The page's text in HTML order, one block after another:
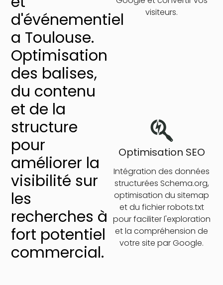
d'événementiel
a Toulouse.
Optimisation
des balises,
du contenu
et de la
structure
pour
améliorer la
visibilité sur
les
recherches à
fort potentiel
commercial.
visiteurs.
Optimisation SEO
Intégration des données
structurées Schema.org,
optimisation du sitemap
et du fichier robots.txt
pour faciliter l'exploration
et la compréhension de
votre site par Google.